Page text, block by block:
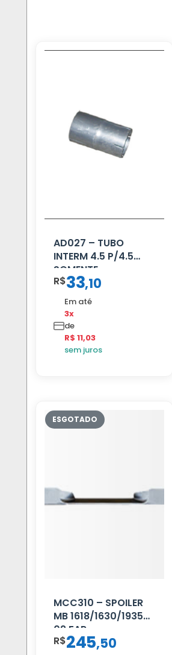
AD027 – TUBO
INTERM 4.5 P/4.5
SOMENTE
PROLONGADOR
R$33,10
Em até
3x
de
R$ 11,03
sem juros
MCC310 – SPOILER
MB 1618/1630/1935
02 FAR
R$245,50